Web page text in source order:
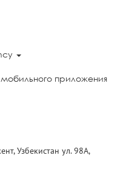
приложения
Узбекистан ул. 98А,